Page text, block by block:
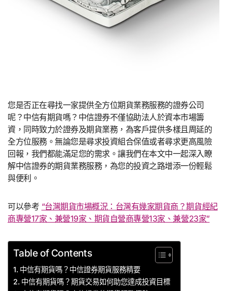
您是否正在尋找一家提供全方位期貨業務服務的證券公司
呢？中信有期貨嗎？中信證券不僅協助法人於資本市場籌
資，同時致力於證券及期貨業務，為客戶提供多樣且周延的
全方位服務。無論您是尋求投資組合保值或者尋求更高風險
回報，我們都能滿足您的需求。讓我們在本文中一起深入瞭
解中信證券的期貨業務服務，為您的投資之路增添一份輕鬆
與便利。
可以參考 “台灣期貨市場概況：台灣有幾家期貨商？期貨經紀
商專營17家、兼營19家、期貨自營商專營13家、兼營23家”
Table of Contents
中信有期貨嗎？中信證券期貨服務精要
中信有期貨嗎？期貨交易如何助您達成投資目標